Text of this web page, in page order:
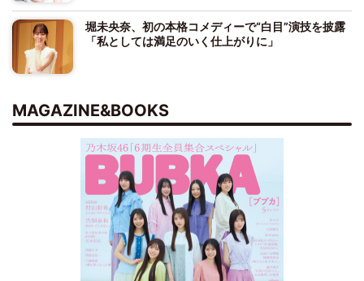
堀未央奈、初の本格コメディーで“白目”演技を披露
「私としては満足のいく仕上がりに」
MAGAZINE&BOOKS